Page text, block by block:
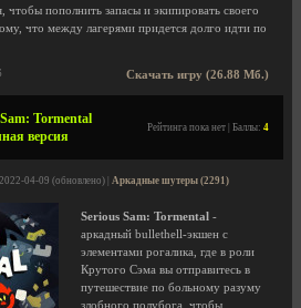
чтобы пополнить запасы и экипировать своего
что между лагерями придется долго идти по
Скачать игру (26.88 Мб.)
Tormental
версия
Рейтинга пока нет | Баллы: 4
2022-04-09 (обновлено) | Аркадные шутеры (2291)
Serious Sam: Tormental -
аркадный bullethell-экшен с
элементами рогалика, где в роли
Крутого Сэма вы отправитесь в
путешествие по больному разуму
злобного полубога, чтобы